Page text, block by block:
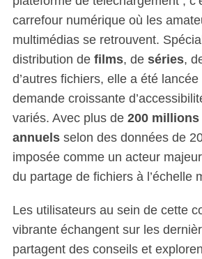
carrefour numérique où les
multimédias se retrouvent.
distribution de films, de séries,
d’autres fichiers, elle a été
demande croissante
variés. Avec plus de 200
annuelsselon des données de
imposée comme un acteur
du partage de fichiers à l’échelle
Les utilisateurs au sein de cette
vibrante échangent sur les
partagent des conseils et